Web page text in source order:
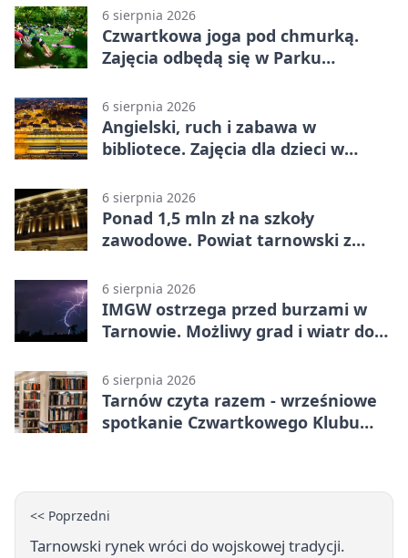
6 sierpnia 2026
Czwartkowa joga pod chmurką.
Zajęcia odbędą się w Parku
6 sierpnia 2026
Angielski, ruch i zabawa w
bibliotece. Zajęcia dla dzieci w
6 sierpnia 2026
Ponad 1,5 mln zł na szkoły
zawodowe. Powiat tarnowski z
6 sierpnia 2026
IMGW ostrzega przed burzami w
Tarnowie. Możliwy grad i wiatr do
6 sierpnia 2026
Tarnów czyta razem - wrześniowe
spotkanie Czwartkowego Klubu
<< Poprzedni
Tarnowski rynek wróci do wojskowej tradycji.